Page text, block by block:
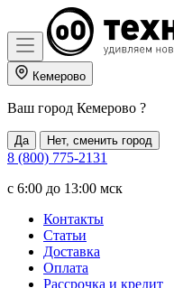
Кемерово
Ваш город Кемерово ?
Да Нет, сменить город
8 (800) 775-2131
c 6:00 до 13:00 мск
Контакты
Статьи
Доставка
Оплата
Рассрочка и кредит